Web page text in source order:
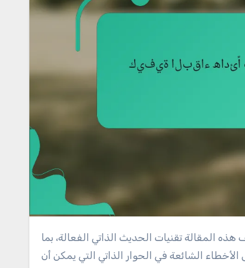
الأخطاء الشائعة في الحوار الذاتي التي يمكن أن